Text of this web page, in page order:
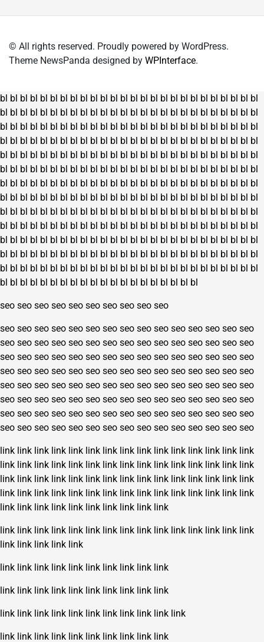
© All rights reserved. Proudly powered by WordPress.
Theme NewsPanda designed by WPInterface.
bl bl bl bl bl bl bl bl bl bl bl bl bl bl bl bl bl bl bl bl bl bl bl bl bl bl
bl bl bl bl bl bl bl bl bl bl bl bl bl bl bl bl bl bl bl bl bl bl bl bl bl bl
bl bl bl bl bl bl bl bl bl bl bl bl bl bl bl bl bl bl bl bl bl bl bl bl bl bl
bl bl bl bl bl bl bl bl bl bl bl bl bl bl bl bl bl bl bl bl bl bl bl bl bl bl
bl bl bl bl bl bl bl bl bl bl bl bl bl bl bl bl bl bl bl bl bl bl bl bl bl bl
bl bl bl bl bl bl bl bl bl bl bl bl bl bl bl bl bl bl bl bl bl bl bl bl bl bl
bl bl bl bl bl bl bl bl bl bl bl bl bl bl bl bl bl bl bl bl bl bl bl bl bl bl
bl bl bl bl bl bl bl bl bl bl bl bl bl bl bl bl bl bl bl bl bl bl bl bl bl bl
bl bl bl bl bl bl bl bl bl bl bl bl bl bl bl bl bl bl bl bl bl bl bl bl bl bl
bl bl bl bl bl bl bl bl bl bl bl bl bl bl bl bl bl bl bl bl bl bl bl bl bl bl
bl bl bl bl bl bl bl bl bl bl bl bl bl bl bl bl bl bl bl bl bl bl bl bl bl bl
bl bl bl bl bl bl bl bl bl bl bl bl bl bl bl bl bl bl bl bl bl bl bl bl bl bl
bl bl bl bl bl bl bl bl bl bl bl bl bl bl bl bl bl bl bl bl bl bl bl bl bl bl
bl bl bl bl bl bl bl bl bl bl bl bl bl bl bl bl bl bl bl bl
seo seo seo seo seo seo seo seo seo seo
seo seo seo seo seo seo seo seo seo seo seo seo seo seo seo
seo seo seo seo seo seo seo seo seo seo seo seo seo seo seo
seo seo seo seo seo seo seo seo seo seo seo seo seo seo seo
seo seo seo seo seo seo seo seo seo seo seo seo seo seo seo
seo seo seo seo seo seo seo seo seo seo seo seo seo seo seo
seo seo seo seo seo seo seo seo seo seo seo seo seo seo seo
seo seo seo seo seo seo seo seo seo seo seo seo seo seo seo
seo seo seo seo seo seo seo seo seo seo seo seo seo seo seo
link link link link link link link link link link link link link link link
link link link link link link link link link link link link link link link
link link link link link link link link link link link link link link link
link link link link link link link link link link link link link link link
link link link link link link link link link link
link link link link link link link link link link link link link link link
link link link link link
link link link link link link link link link link
link link link link link link link link link link
link link link link link link link link link link link
link link link link link link link link link link